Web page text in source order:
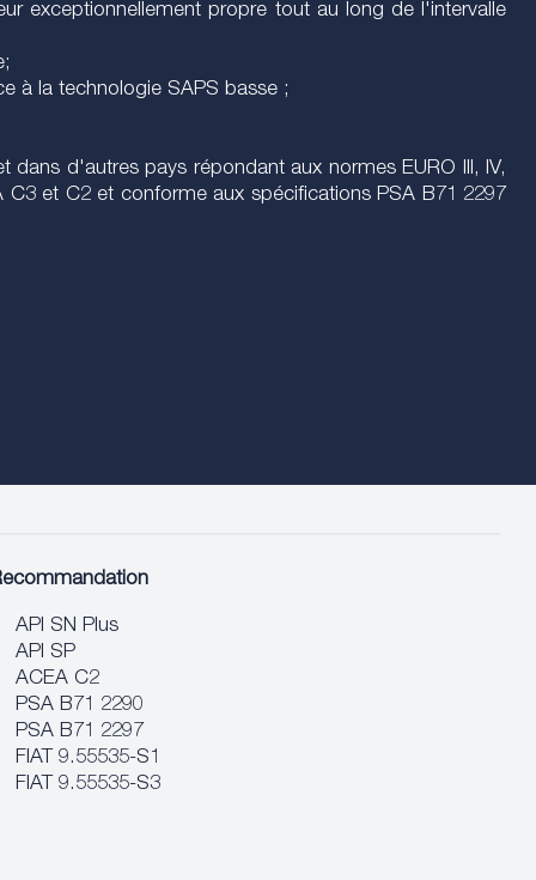
exceptionnellement propre tout au long de l'intervalle
à la technologie SAPS basse ;
d'autres pays répondant aux normes EURO III, IV,
C3 et C2 et conforme aux spécifications PSA B71 2297
API SN Plus
API SP
ACEA C2
PSA B71 2290
PSA B71 2297
FIAT 9.55535-S1
FIAT 9.55535-S3